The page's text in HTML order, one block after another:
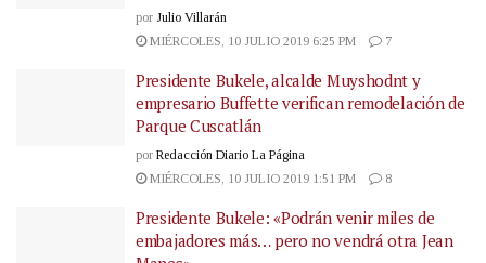
por Julio Villarán
MIÉRCOLES, 10 JULIO 2019 6:25 PM
7
Presidente Bukele, alcalde Muyshodnt y
empresario Buffette verifican remodelación de
Parque Cuscatlán
por Redacción Diario La Página
MIÉRCOLES, 10 JULIO 2019 1:51 PM
8
Presidente Bukele: «Podrán venir miles de
embajadores más… pero no vendrá otra Jean